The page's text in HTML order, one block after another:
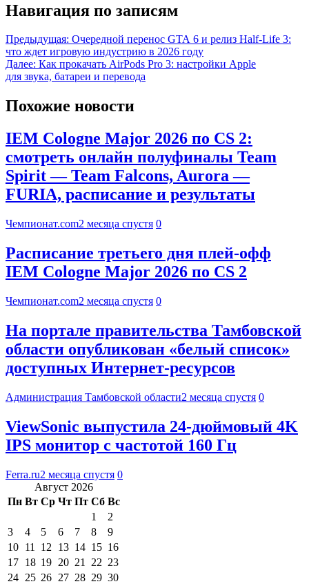
Навигация по записям
Предыдущая: Очередной перенос GTA 6 и релиз Half-Life 3:
что ждет игровую индустрию в 2026 году
Далее: Как прокачать AirPods Pro 3: настройки Apple
для звука, батареи и перевода
Похожие новости
IEM Cologne Major 2026 по CS 2:
смотреть онлайн полуфиналы Team
Spirit — Team Falcons, Aurora —
FURIA, расписание и результаты
Чемпионат.com2 месяца спустя 0
Расписание третьего дня плей-офф
IEM Cologne Major 2026 по CS 2
Чемпионат.com2 месяца спустя 0
На портале правительства Тамбовской
области опубликован «белый список»
доступных Интернет-ресурсов
Администрация Тамбовской области2 месяца спустя 0
ViewSonic выпустила 24-дюймовый 4K
IPS монитор с частотой 160 Гц
Ferra.ru2 месяца спустя 0
Август 2026
Пн Вт Ср Чт Пт Сб Вс
1
2
3
4 5 6 7 8
9
10 11 12 13 14 15 16
17 18 19 20 21 22 23
24 25 26 27 28 29 30